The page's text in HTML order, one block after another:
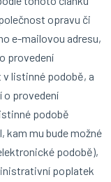
opravu či
e-mailovou adresu,
provedení
listinné podobě, a
o provedení
podobě
kam mu bude možné
podobě),
poplatek